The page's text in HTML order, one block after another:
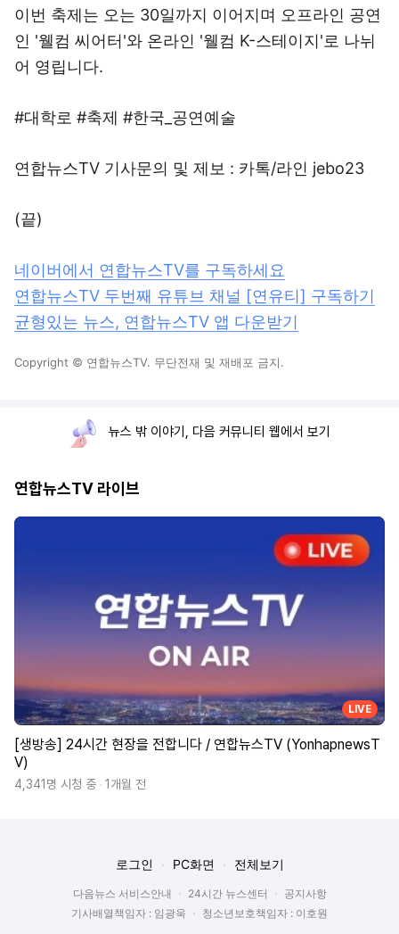
이번 축제는 오는 30일까지 이어지며 오프라인 공연
인 '웰컴 씨어터'와 온라인 '웰컴 K-스테이지'로 나뉘
어 영립니다.
#대학로 #축제 #한국_공연예술
연합뉴스TV 기사문의 및 제보 : 카톡/라인 jebo23
(끝)
네이버에서 연합뉴스TV를 구독하세요
연합뉴스TV 두번째 유튜브 채널 [연유티] 구독하기
균형있는 뉴스, 연합뉴스TV 앱 다운받기
Copyright © 연합뉴스TV. 무단전재 및 재배포 금지.
뉴스 밖 이야기, 다음 커뮤니티 웹에서 보기
연합뉴스TV 라이브
LIVE
[생방송] 24시간 현장을 전합니다 / 연합뉴스TV (YonhapnewsT
V)
4,341명 시청 중 1개월 전
로그인 PC화면 전체보기
다음뉴스 서비스안내 24시간 뉴스센터
공지사항
기사배열책임자 : 임광욱
청소년보호책임자 : 이호원